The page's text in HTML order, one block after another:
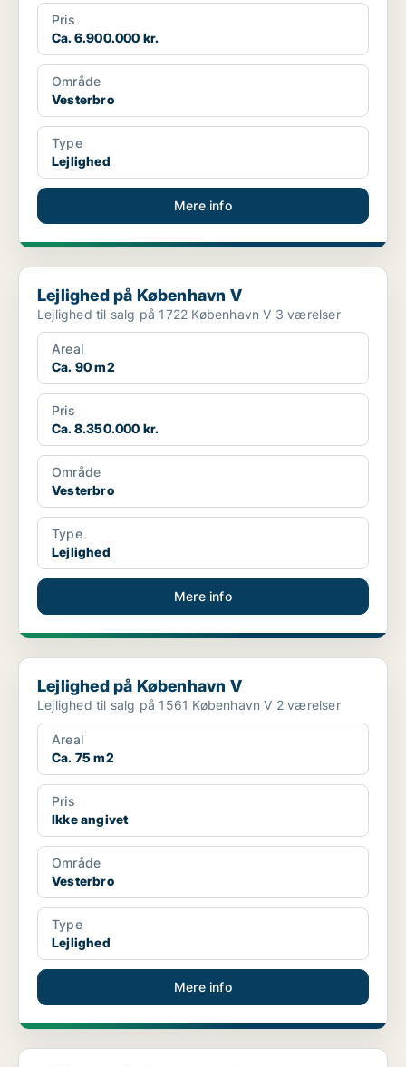
Pris
Ca. 6.900.000 kr.
Område
Vesterbro
Type
Lejlighed
Mere info
Lejlighed på København V
Lejlighed på København V
Lejlighed til salg på 1722 København V 3 værelser
Areal
Ca. 90 m2
Pris
Ca. 8.350.000 kr.
Område
Vesterbro
Type
Lejlighed
Mere info
Lejlighed på København V
Lejlighed på København V
Lejlighed til salg på 1561 København V 2 værelser
Areal
Ca. 75 m2
Pris
Ikke angivet
Område
Vesterbro
Type
Lejlighed
Mere info
Lejlighed på København V